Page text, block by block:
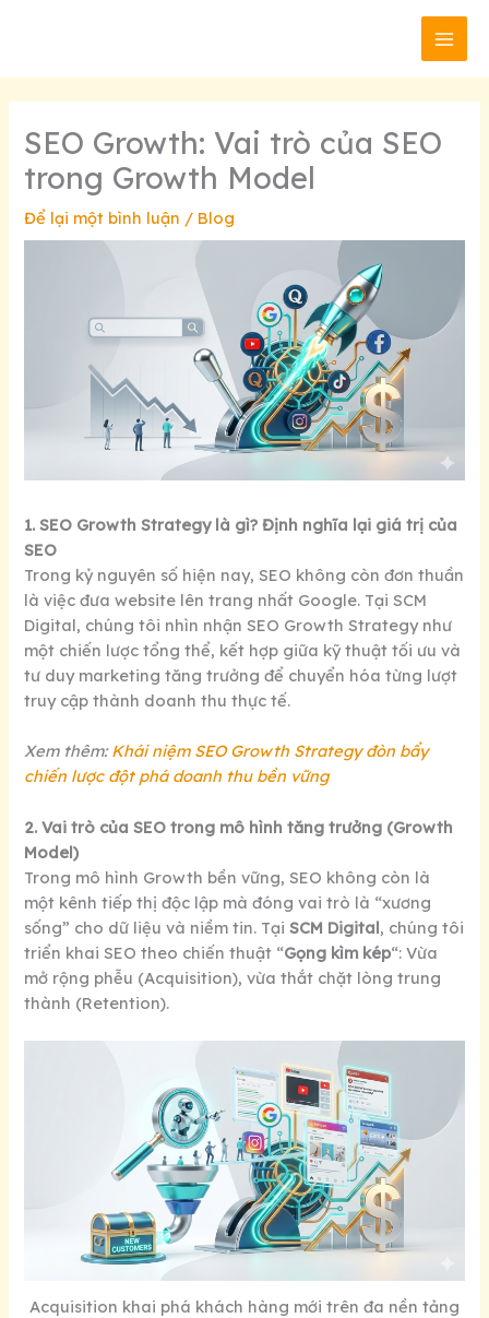
SEO Growth: Vai trò của SEO
trong Growth Model
Để lại một bình luận / Blog
1. SEO Growth Strategy là gì? Định nghĩa lại giá trị của
SEO
Trong kỷ nguyên số hiện nay, SEO không còn đơn thuần
là việc đưa website lên trang nhất Google. Tại SCM
Digital, chúng tôi nhìn nhận SEO Growth Strategy như
một chiến lược tổng thể, kết hợp giữa kỹ thuật tối ưu và
tư duy marketing tăng trưởng để chuyển hóa từng lượt
truy cập thành doanh thu thực tế.
Xem thêm:Khái niệm SEO Growth Strategy đòn bẩy
chiến lược đột phá doanh thu bền vững
2. Vai trò của SEO trong mô hình tăng trưởng (Growth
Model)
Trong mô hình Growth bền vững, SEO không còn là
một kênh tiếp thị độc lập mà đóng vai trò là “xương
sống” cho dữ liệu và niềm tin. TạiSCM Digital, chúng tôi
triển khai SEO theo chiến thuật “Gọng kìm kép“: Vừa
mở rộng phễu (Acquisition), vừa thắt chặt lòng trung
thành (Retention).
Acquisition khai phá khách hàng mới trên đa nền tảng